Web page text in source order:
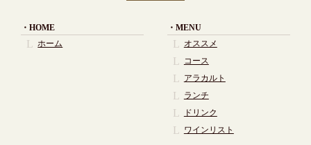
HOME
ホーム
MENU
オススメ
コース
アラカルト
ランチ
ドリンク
ワインリスト